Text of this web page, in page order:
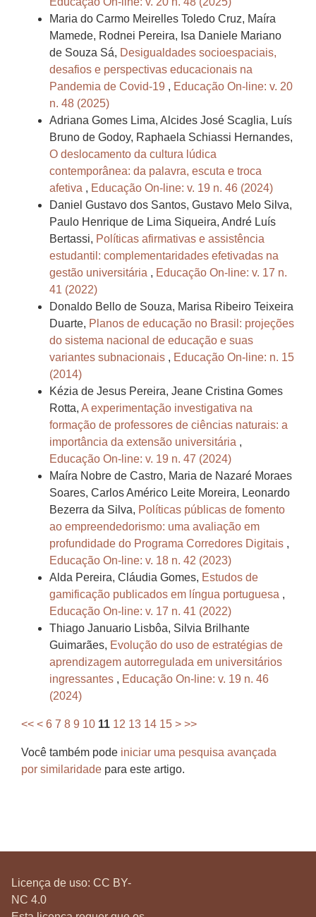
Maria do Carmo Meirelles Toledo Cruz, Maíra
Mamede, Rodnei Pereira, Isa Daniele Mariano
de Souza Sá, Desigualdades socioespaciais,
desafios e perspectivas educacionais na
Pandemia de Covid-19 , Educação On-line: v. 20
n. 48 (2025)
Adriana Gomes Lima, Alcides José Scaglia, Luís
Bruno de Godoy, Raphaela Schiassi Hernandes,
O deslocamento da cultura lúdica
contemporânea: da palavra, escuta e troca
afetiva , Educação On-line: v. 19 n. 46 (2024)
Daniel Gustavo dos Santos, Gustavo Melo Silva,
Paulo Henrique de Lima Siqueira, André Luís
Bertassi, Políticas afirmativas e assistência
estudantil: complementaridades efetivadas na
gestão universitária , Educação On-line: v. 17 n.
41 (2022)
Donaldo Bello de Souza, Marisa Ribeiro Teixeira
Duarte, Planos de educação no Brasil: projeções
do sistema nacional de educação e suas
variantes subnacionais , Educação On-line: n. 15
(2014)
Kézia de Jesus Pereira, Jeane Cristina Gomes
Rotta, A experimentação investigativa na
formação de professores de ciências naturais: a
importância da extensão universitária ,
Educação On-line: v. 19 n. 47 (2024)
Maíra Nobre de Castro, Maria de Nazaré Moraes
Soares, Carlos Américo Leite Moreira, Leonardo
Bezerra da Silva, Políticas públicas de fomento
ao empreendedorismo: uma avaliação em
profundidade do Programa Corredores Digitais ,
Educação On-line: v. 18 n. 42 (2023)
Alda Pereira, Cláudia Gomes, Estudos de
gamificação publicados em língua portuguesa ,
Educação On-line: v. 17 n. 41 (2022)
Thiago Januario Lisbôa, Silvia Brilhante
Guimarães, Evolução do uso de estratégias de
aprendizagem autorregulada em universitários
ingressantes , Educação On-line: v. 19 n. 46
(2024)
<< < 6 7 8 9 10 11 12 13 14 15 > >>
Você também pode iniciar uma pesquisa avançada
por similaridade para este artigo.
Licença de uso: CC BY-
NC 4.0